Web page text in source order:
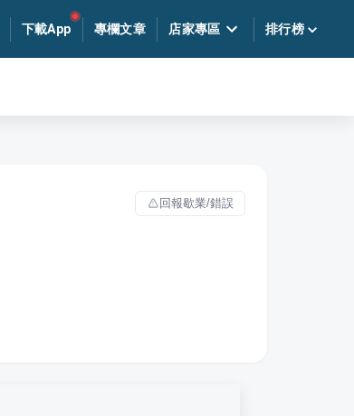
下載App 專欄文章 店家專區 排行榜
回報歇業/錯誤